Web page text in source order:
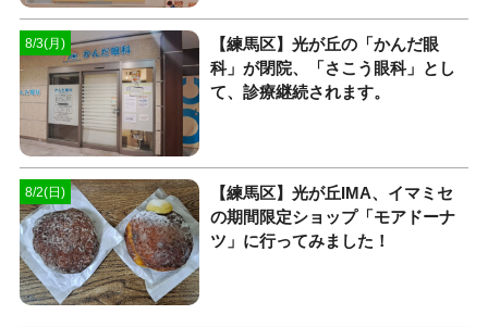
8/3(月)
【練馬区】光が丘の「かんだ眼
科」が閉院、「さこう眼科」とし
て、診療継続されます。
8/2(日)
【練馬区】光が丘IMA、イマミセ
の期間限定ショップ「モアドーナ
ツ」に行ってみました！